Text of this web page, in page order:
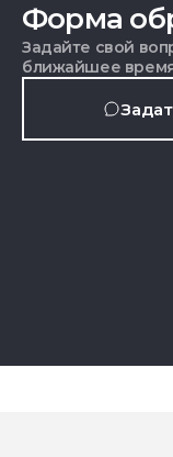
Форма
Задайте свой
ближайшее